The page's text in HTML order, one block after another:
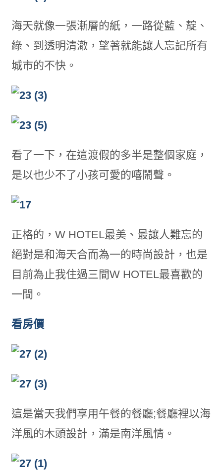
海天就像一張漸層的紙，一路從藍、靛、
綠、到透明清澈，望著就能讓人忘記所有
城市的不快。
看了一下，在這渡假的多半是整個家庭，
是以也少不了小孩可愛的嘻鬧聲。
正格的，W HOTEL最美、最讓人難忘的
絕對是和海天合而為一的時尚設計，也是
目前為止我住過三間W HOTEL最喜歡的
一間。
看房價
這是當天我們享用午餐的餐廳;餐廳裡以海
洋風的木頭設計，滿是南洋風情。